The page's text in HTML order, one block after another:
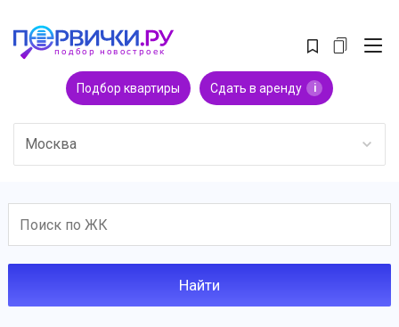
Подбор квартиры Сдать в аренду i
Москва